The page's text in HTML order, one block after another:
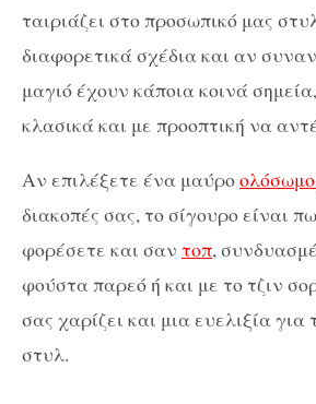
ταιριάζει στο προσωπικό μας
διαφορετικά σχέδια και αν
μαγιό έχουν κάποια κοινά
κλασικά και με προοπτική να
Αν επιλέξετε ένα μαύρο
διακοπές σας, το σίγουρο είναι
φορέσετε και σαν τοπ,
φούστα παρεό ή και με το τζιν
σας χαρίζει και μια ευελιξία για
στυλ.